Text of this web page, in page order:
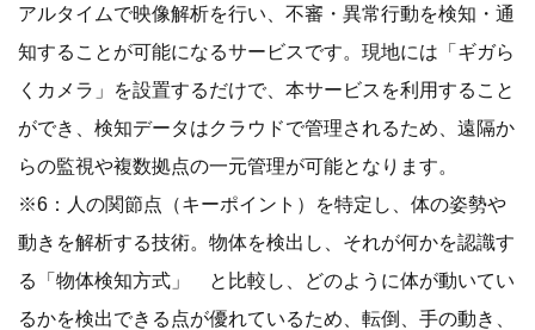
アルタイムで映像解析を行い、不審・異常行動を検知・通
知することが可能になるサービスです。現地には「ギガら
くカメラ」を設置するだけで、本サービスを利用すること
ができ、検知データはクラウドで管理されるため、遠隔か
らの監視や複数拠点の一元管理が可能となります。
※6：人の関節点（キーポイント）を特定し、体の姿勢や
動きを解析する技術。物体を検出し、それが何かを認識す
る「物体検知方式」 と比較し、どのように体が動いてい
るかを検出できる点が優れているため、転倒、手の動き、